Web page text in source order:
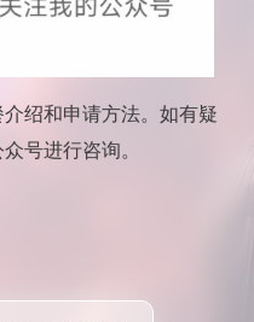
绍和申请方法。如有疑
号进行咨询。